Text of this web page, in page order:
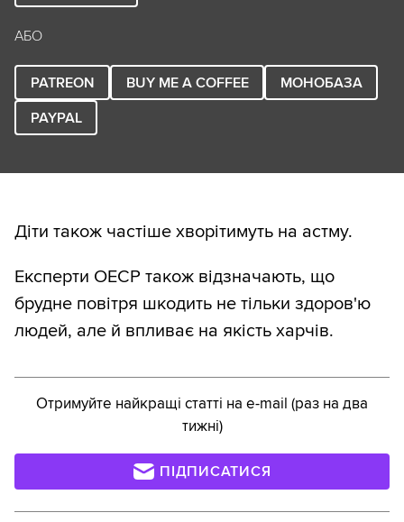
АБО
PATREON BUY ME A COFFEE
МОНОБАЗА
PAYPAL
Діти також частіше хворітимуть на астму.
Експерти ОЕСР також відзначають, що
брудне повітря шкодить не тільки здоров'ю
людей, але й впливає на якість харчів.
Отримуйте найкращі статті на e-mail (раз на два
тижні)
ПІДПИСАТИСЯ